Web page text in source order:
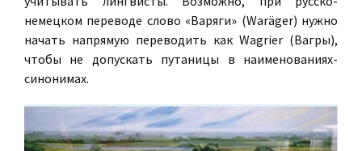
немецком переводе слово «Варяги» (Waräger) нужно
начать напрямую переводить как Wagrier (Вагры),
чтобы не допускать путаницы в наименованиях-
синонимах.